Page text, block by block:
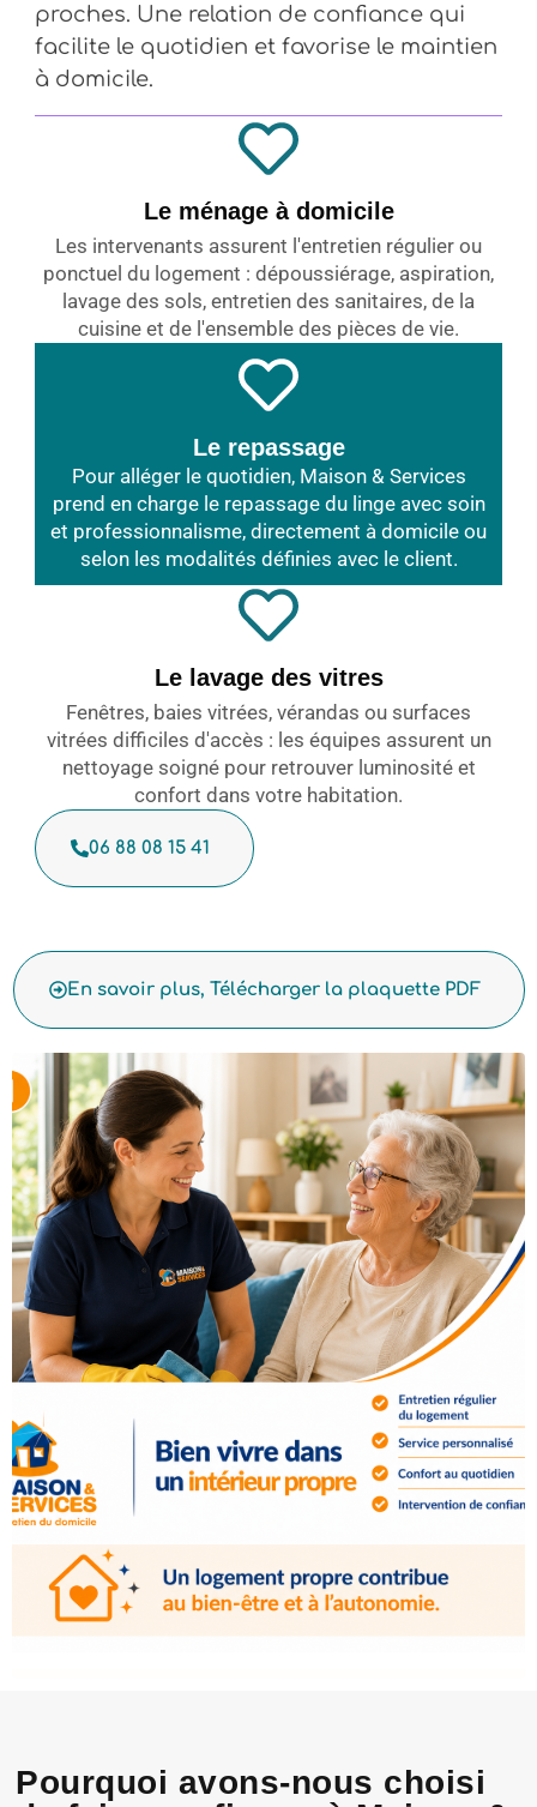
En savoir plus, Télécharger la plaquette PDF
proches. Une relation de confiance qui
facilite le quotidien et favorise le maintien
à domicile.
Le ménage à domicile
Les intervenants assurent l'entretien régulier ou
ponctuel du logement : dépoussiérage, aspiration,
lavage des sols, entretien des sanitaires, de la
cuisine et de l'ensemble des pièces de vie.
Le repassage
Pour alléger le quotidien, Maison & Services
prend en charge le repassage du linge avec soin
et professionnalisme, directement à domicile ou
selon les modalités définies avec le client.
Le lavage des vitres
Fenêtres, baies vitrées, vérandas ou surfaces
vitrées difficiles d'accès : les équipes assurent un
nettoyage soigné pour retrouver luminosité et
confort dans votre habitation.
06 88 08 15 41
Pourquoi avons-nous choisi